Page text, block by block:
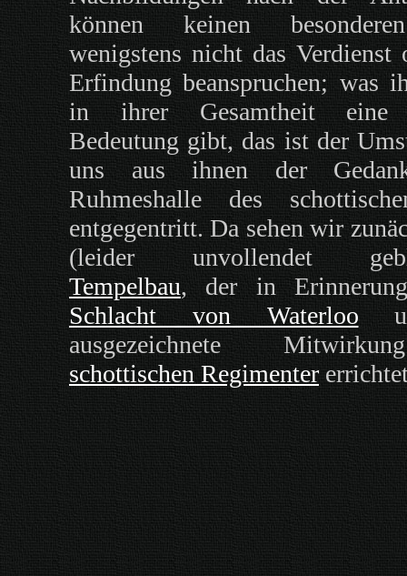
können keinen
wenigstens nicht das Verdienst
Erfindung beanspruchen; was
in ihrer Gesamtheit eine
Bedeutung gibt, das ist der
uns aus ihnen der
Ruhmeshalle des
entgegentritt. Da sehen wir
(leider unvollendet
Tempelbau, der in
Schlacht von Waterloo
ausgezeichnete
schottischen Regimenter